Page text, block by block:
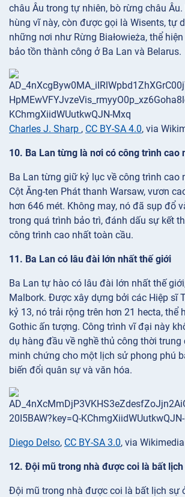
châu Âu trong tự nhiên, bò rừng châu
hùng vĩ này, còn được gọi là Wisents, tự
những nơi như Rừng Białowieża, thể
bảo tồn thành công ở Ba Lan và Belarus.
Charles J. Sharp , CC BY-SA 4.0, via
10. Ba Lan từng là nơi có công trình cao
Ba Lan từng giữ kỷ lục về công trình cao
Cột Ăng-ten Phát thanh Warsaw, vươn
hơn 646 mét. Không may, nó đã sụp đổ
trong quá trình bảo trì, đánh dấu sự kết
công trình cao nhất toàn cầu.
11. Ba Lan có lâu đài lớn nhất thế giới
Ba Lan tự hào có lâu đài lớn nhất thế
Malbork. Được xây dựng bởi các Hiệp sĩ
kỷ 13, nó trải rộng trên hơn 21 hecta, thể
Gothic ấn tượng. Công trình vĩ đại này
dụ hàng đầu về nghề thủ công thời trung
minh chứng cho một lịch sử phong phú
biến đổi quân sự và văn hóa.
Diego Delso, CC BY-SA 3.0, via
12. Đội mũ trong nhà được coi là bất lịch
Đội mũ trong nhà được coi là bất lịch sự